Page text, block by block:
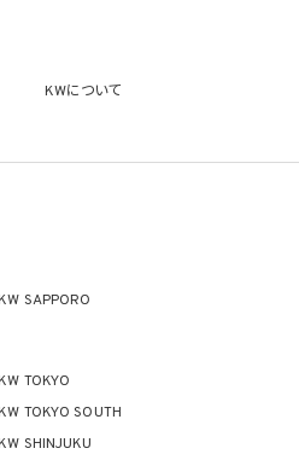
ます。）が、これらの利用目的で個人情報を利用
を述べた場合には、当社はただちにその旨を当
個人情報を取り扱いません。但し、次の場合は
に必要がある場合であって、本人の同意を得
とき
合であって、本人の同意を得ることにより当該
るとき
KWについて
SAPPORO
TOKYO
TOKYO SOUTH
SHINJUKU